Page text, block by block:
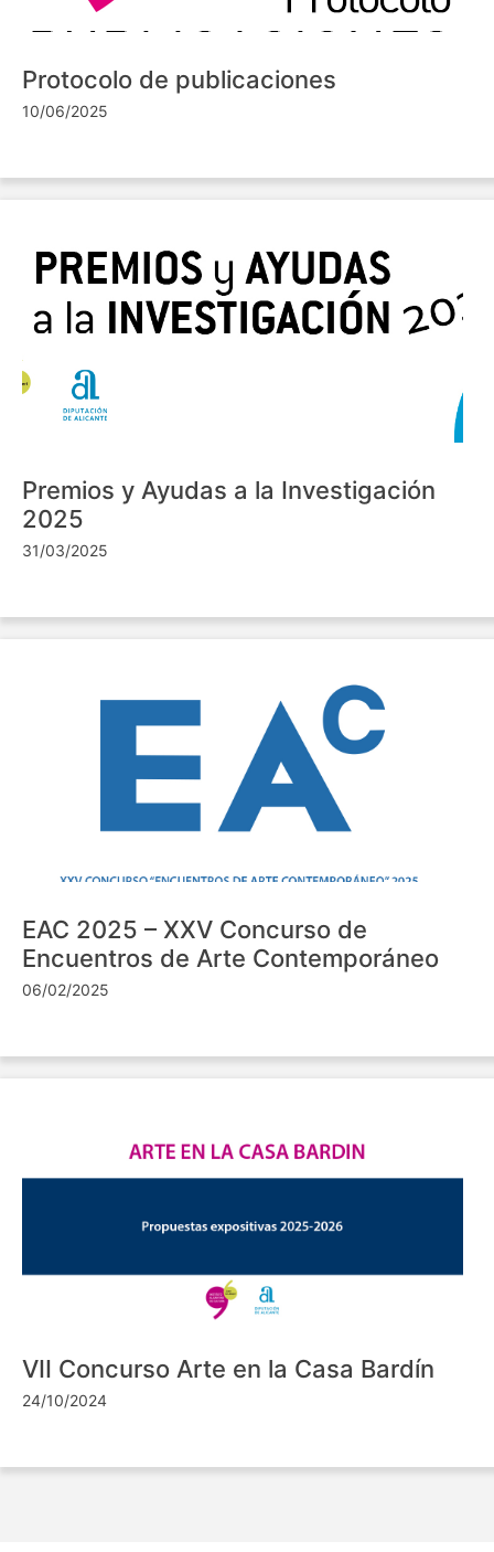
Protocolo de publicaciones
10/06/2025
Premios y Ayudas a la Investigación
2025
31/03/2025
EAC 2025 – XXV Concurso de
Encuentros de Arte Contemporáneo
06/02/2025
VII Concurso Arte en la Casa Bardín
24/10/2024